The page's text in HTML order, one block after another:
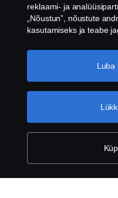
Vilepuhumine
Küpsiste seaded
© Copyright Scania Eesti
reklaami- ja
„Nõustun”, nõustute
kasutamiseks ja teabe
valides kategooriad,
kasutamise
Luba